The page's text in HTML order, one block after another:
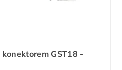
GST18 -